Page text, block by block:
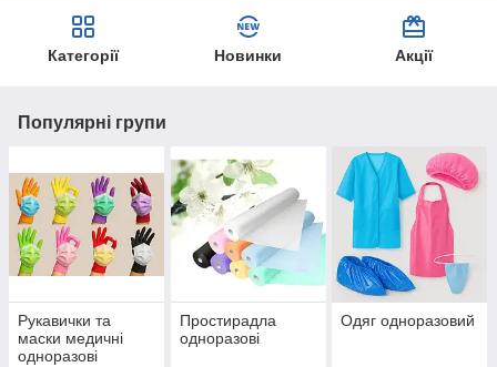
Категорії Новинки Акції
Популярні групи
Рукавички та
маски медичні
одноразові
Простирадла
одноразові
Одяг одноразовий